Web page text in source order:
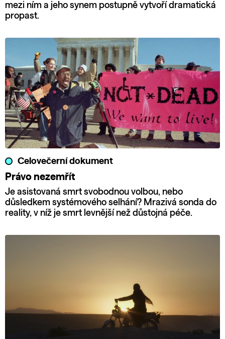
mezi ním a jeho synem postupně vytvoří dramatická
propast.
Celovečerní dokument
Právo nezemřít
Je asistovaná smrt svobodnou volbou, nebo
důsledkem systémového selhání? Mrazivá sonda do
reality, v níž je smrt levnější než důstojná péče.